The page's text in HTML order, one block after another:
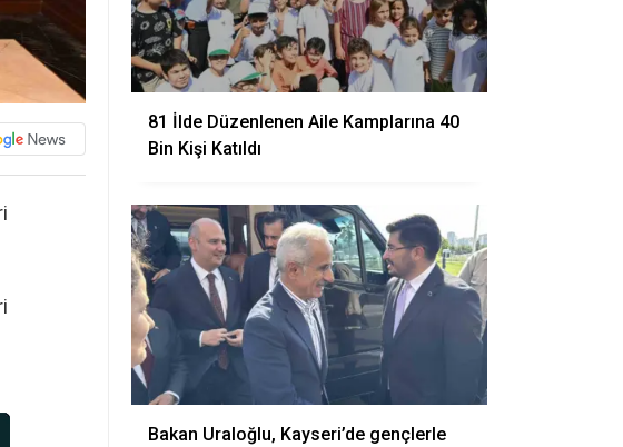
81 İlde Düzenlenen Aile Kamplarına 40
Bin Kişi Katıldı
Bakan Uraloğlu, Kayseri’de gençlerle